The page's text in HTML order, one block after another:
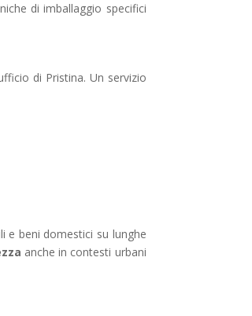
di imballaggio specifici
di Pristina. Un servizio
e beni domestici su lunghe
anche in contesti urbani